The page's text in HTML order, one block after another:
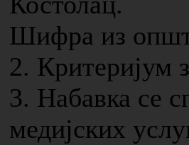
Шифра из
2. Критеријум
3. Набавка се
медијских